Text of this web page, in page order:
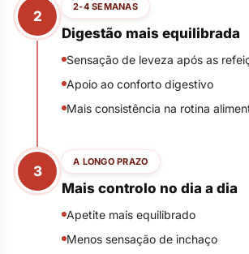
2
2-4 SEMANAS
Digestão mais equilibrada
Sensação de leveza após as
Apoio ao conforto digestivo
Mais consistência na rotina
3
A LONGO PRAZO
Mais controlo no dia a dia
Apetite mais equilibrado
Menos sensação de inchaço